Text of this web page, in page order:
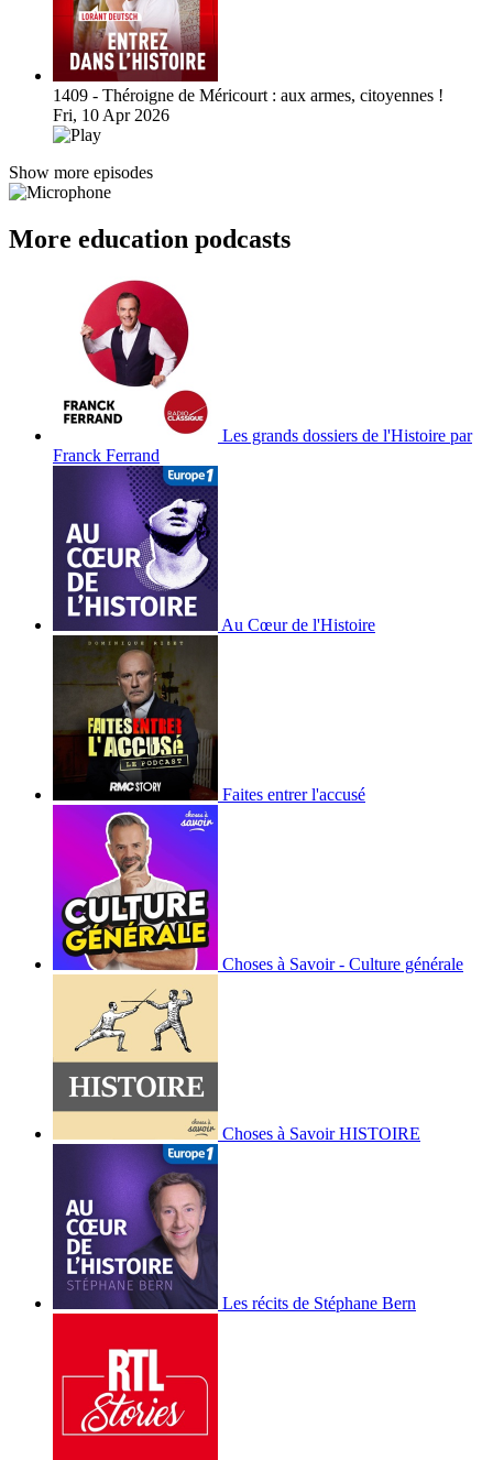
1409 - Théroigne de Méricourt : aux armes, citoyennes !
Fri, 10 Apr 2026
Show more episodes
More education podcasts
Les grands dossiers de l'Histoire par
Franck Ferrand
Au Cœur de l'Histoire
Faites entrer l'accusé
Choses à Savoir - Culture générale
Choses à Savoir HISTOIRE
Les récits de Stéphane Bern